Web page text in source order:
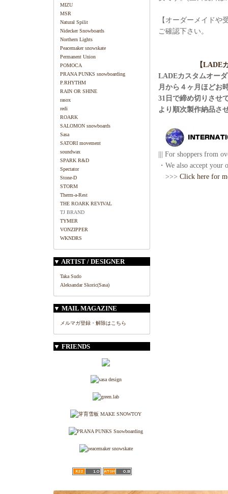
MIZU
MSR
Natural Spilit
Nidecker Snowboards
Northern Lights
Peacemaker snowskate
Permanent Union
POMOCA
PRANA PUNKS snowboarding
P.RHYTHM
RAIN OR SHINE
rasox
redi
ROARK
SALOMON snowboards
Sasa
SATORI movement
soundwax
SPARK R&D
Spectator
Stone-D
STORM
Therm-a-Rest
THE ROARK REVIVAL
TJ BRAND
TYMER
VONZIPPER
WKNDRS
▼ ARTIST / DESIGNER
Taka Sudo
Aleksandar Skoric(Sasa)
▼ MAIL MAGAZINE
メルマガ登録・解除はこちら
▼ FRIENDS
【オーダーメイド
ご確認下さい。
【LADE
LADEカスタムオー
月から４ヶ月ほどお
31日で締め切りさせ
より順次製作納品さ
||| For shoppers from
・We also accept your
>>> Click here for